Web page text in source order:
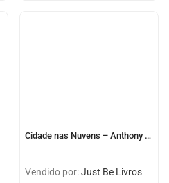
Cidade nas Nuvens – Anthony Doerr
Vendido por:Just Be Livros